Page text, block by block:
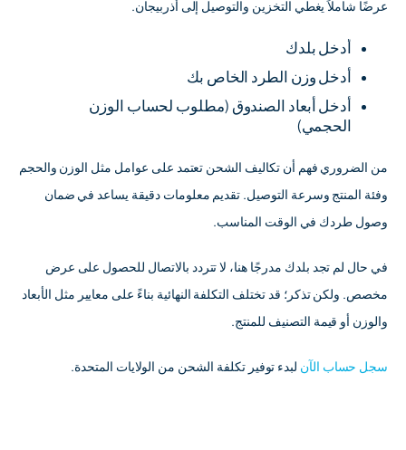
عرضًا شاملاً يغطي التخزين والتوصيل إلى أذربيجان.
أدخل بلدك
أدخل وزن الطرد الخاص بك
أدخل أبعاد الصندوق (مطلوب لحساب الوزن
الحجمي)
من الضروري فهم أن تكاليف الشحن تعتمد على عوامل مثل الوزن والحجم
وفئة المنتج وسرعة التوصيل. تقديم معلومات دقيقة يساعد في ضمان
وصول طردك في الوقت المناسب.
في حال لم تجد بلدك مدرجًا هنا، لا تتردد بالاتصال للحصول على عرض
مخصص. ولكن تذكر؛ قد تختلف التكلفة النهائية بناءً على معايير مثل الأبعاد
والوزن أو قيمة التصنيف للمنتج.
سجل حساب الآن لبدء توفير تكلفة الشحن من الولايات المتحدة.